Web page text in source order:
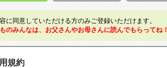
に同意していただける方のみご登録いただけます。
のみんなは、お父さんやお母さんに読んでもらってね！
規約